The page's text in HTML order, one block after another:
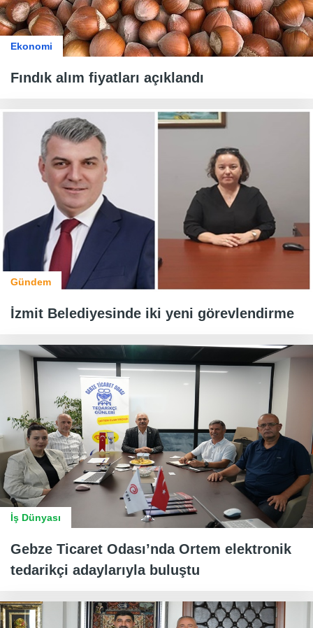
Ekonomi
Fındık alım fiyatları açıklandı
Gündem
İzmit Belediyesinde iki yeni görevlendirme
İş Dünyası
Gebze Ticaret Odası’nda Ortem elektronik
tedarikçi adaylarıyla buluştu